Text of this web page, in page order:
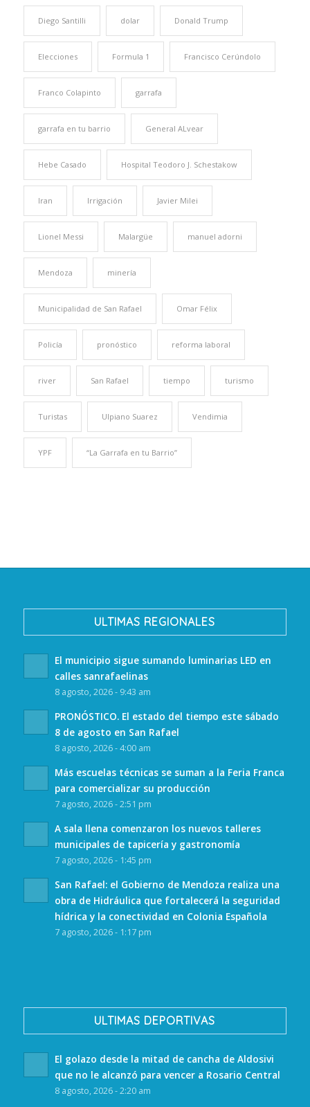
Diego Santilli dolar Donald Trump
Elecciones Formula 1 Francisco Cerúndolo
Franco Colapinto garrafa
garrafa en tu barrio General ALvear
Hebe Casado Hospital Teodoro J. Schestakow
Iran Irrigación Javier Milei
Lionel Messi Malargüe manuel adorni
Mendoza minería
Municipalidad de San Rafael Omar Félix
Policía pronóstico reforma laboral
river San Rafael tiempo turismo
Turistas Ulpiano Suarez Vendimia
YPF “La Garrafa en tu Barrio”
ULTIMAS REGIONALES
El municipio sigue sumando luminarias LED en
calles sanrafaelinas
8 agosto, 2026 - 9:43 am
PRONÓSTICO. El estado del tiempo este sábado
8 de agosto en San Rafael
8 agosto, 2026 - 4:00 am
Más escuelas técnicas se suman a la Feria Franca
para comercializar su producción
7 agosto, 2026 - 2:51 pm
A sala llena comenzaron los nuevos talleres
municipales de tapicería y gastronomía
7 agosto, 2026 - 1:45 pm
San Rafael: el Gobierno de Mendoza realiza una
obra de Hidráulica que fortalecerá la seguridad
hídrica y la conectividad en Colonia Española
7 agosto, 2026 - 1:17 pm
ULTIMAS DEPORTIVAS
El golazo desde la mitad de cancha de Aldosivi
que no le alcanzó para vencer a Rosario Central
8 agosto, 2026 - 2:20 am